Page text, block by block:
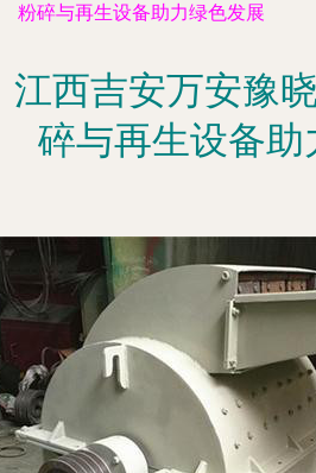
粉碎与再生设备助力绿色发展
江西吉安万安豫
碎与再生设备助